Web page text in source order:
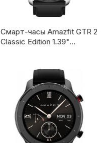
Смарт-часы Amazfit GTR 2
Classic Edition 1.39"